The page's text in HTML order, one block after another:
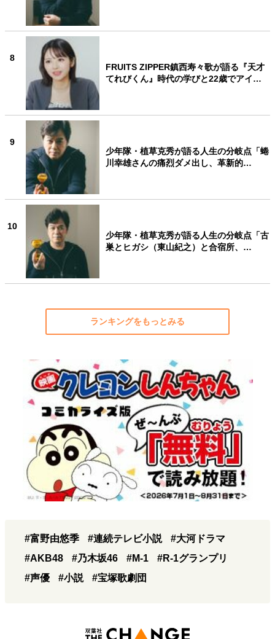
8
FRUITS ZIPPER鎮西寿々歌が語る『天才
てれびくん』時代の学びと22歳でアイ…
9
少年隊・植草克秀が語る人生の分岐点「蜷
川幸雄さんの痛烈ダメ出し、革新的…
10
少年隊・植草克秀が語る人生の分岐点「古
巣とヒガシ（東山紀之）と合宿所、…
ランキングをもっとみる
#富野由悠季 #連続テレビ小説
#大河ドラマ
#AKB48
#乃木坂46 #M-1
#R-1グランプリ
#声優
#小説 #宝塚歌劇団